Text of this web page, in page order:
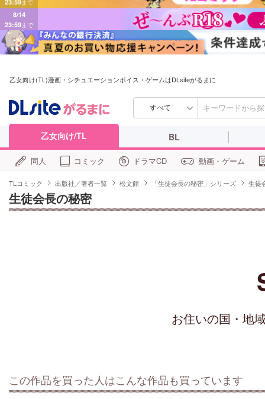
8/14
23:59まで
乙女向け(TL)漫画・シチュエーションボイス・ゲームはDLsiteがるまに
すべて
乙女向け/TL BL
同人 コミック ドラマCD 動画・ゲーム
TLコミック 出版社／著者一覧 松文館 「生徒会長の秘密」シリーズ 生徒
生徒会長の秘密
お住いの国・地
この作品を買った人はこんな作品も買っています